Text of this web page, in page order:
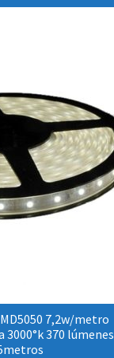
7,2w/metro
370 lúmenes